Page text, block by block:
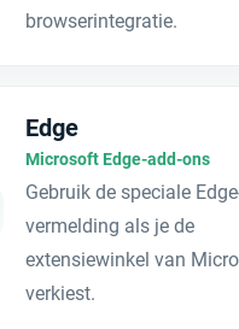
browserintegratie.
Edge
Microsoft Edge-add-ons
Gebruik de speciale
vermelding als je de
extensiewinkel van
verkiest.